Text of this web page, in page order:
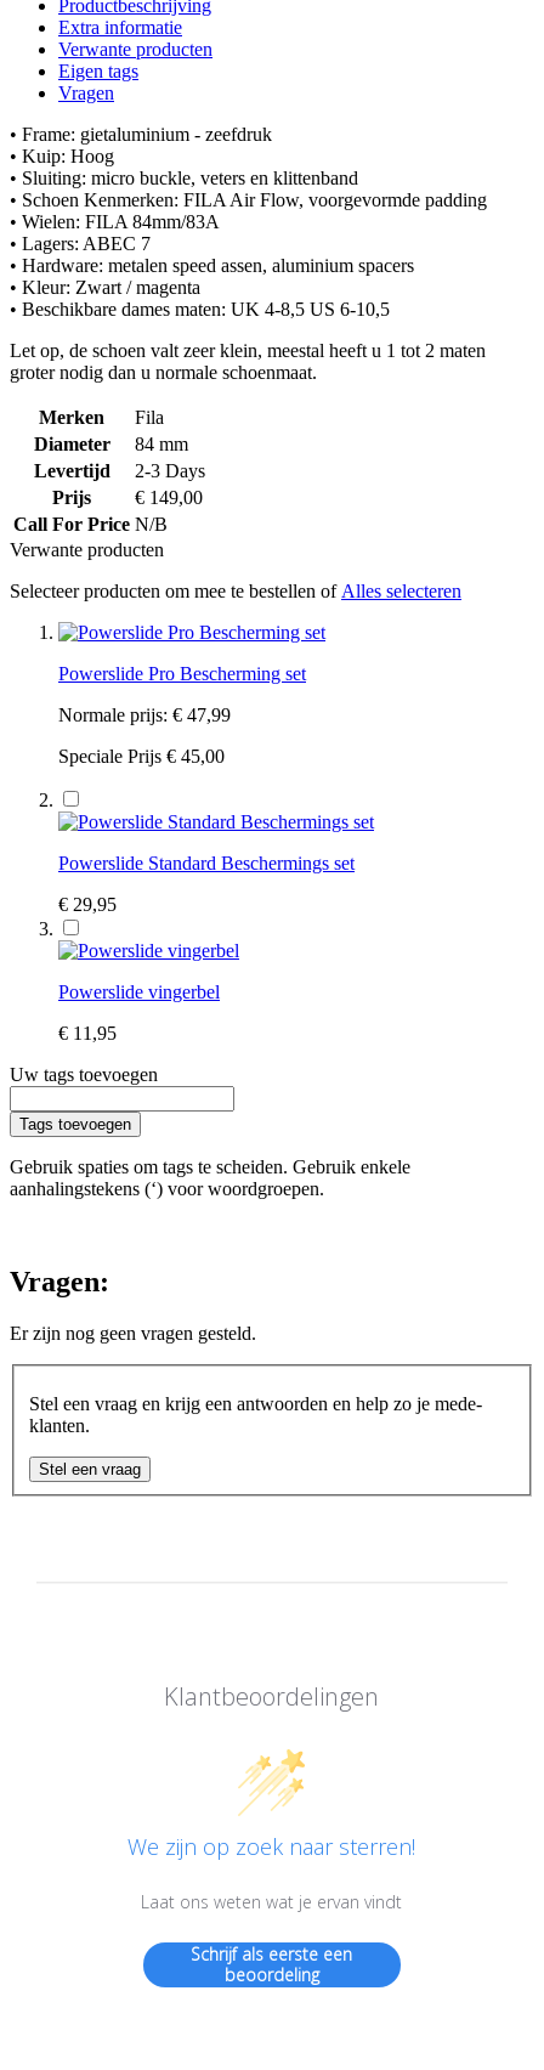
Productbeschrijving
Extra informatie
Verwante producten
Eigen tags
Vragen
• Frame: gietaluminium - zeefdruk
• Kuip: Hoog
• Sluiting: micro buckle, veters en klittenband
• Schoen Kenmerken: FILA Air Flow, voorgevormde padding
• Wielen: FILA 84mm/83A
• Lagers: ABEC 7
• Hardware: metalen speed assen, aluminium spacers
• Kleur: Zwart / magenta
• Beschikbare dames maten: UK 4-8,5 US 6-10,5
Let op, de schoen valt zeer klein, meestal heeft u 1 tot 2 maten
groter nodig dan u normale schoenmaat.
Merken
Fila
Diameter
84 mm
Levertijd
2-3 Days
Prijs
€ 149,00
Call For Price N/B
Verwante producten
Selecteer producten om mee te bestellen of Alles selecteren
Powerslide Pro Bescherming set
Normale prijs: € 47,99
Speciale Prijs € 45,00
Powerslide Standard Beschermings set
€ 29,95
Powerslide vingerbel
€ 11,95
Uw tags toevoegen
Tags toevoegen
Gebruik spaties om tags te scheiden. Gebruik enkele
aanhalingstekens (‘) voor woordgroepen.
Vragen:
Er zijn nog geen vragen gesteld.
Stel een vraag en krijg een antwoorden en help zo je mede-
klanten.
Stel een vraag
Klantbeoordelingen
We zijn op zoek naar sterren!
Laat ons weten wat je ervan vindt
Schrijf als eerste een
beoordeling